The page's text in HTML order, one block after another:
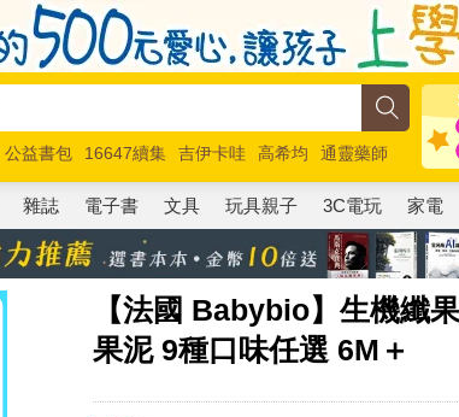
公益書包 16647續集 吉伊卡哇 高希均
通靈藥師
馬斯克 玩具總動員5 超慢跑
雜誌 電子書 文具 玩具親子 3C電玩 家電
【法國 Babybio】生機纖
果泥 9種口味任選 6M＋